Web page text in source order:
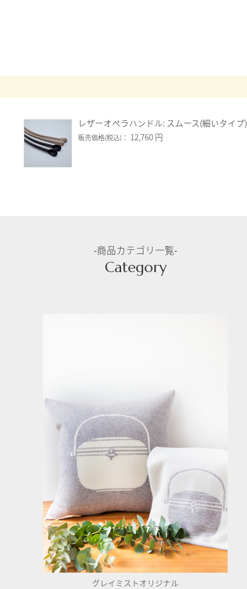
レザーオペラハンドル: スムース(細いタイプ)
販売価格(税込)： 12,760 円
-商品カテゴリ一覧-
Category
グレイミストオリジナル